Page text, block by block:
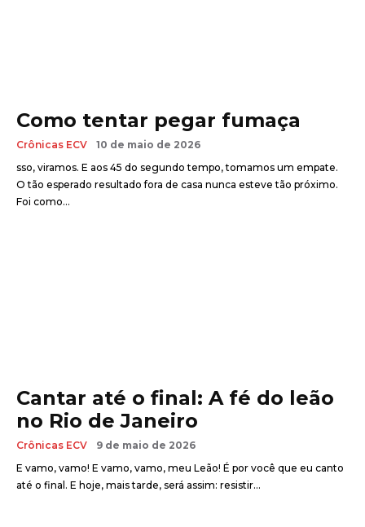
Como tentar pegar fumaça
Crônicas ECV
10 de maio de 2026
sso, viramos. E aos 45 do segundo tempo, tomamos um empate.
O tão esperado resultado fora de casa nunca esteve tão próximo.
Foi como...
Cantar até o final: A fé do leão
no Rio de Janeiro
Crônicas ECV
9 de maio de 2026
E vamo, vamo! E vamo, vamo, meu Leão! É por você que eu canto
até o final. E hoje, mais tarde, será assim: resistir...